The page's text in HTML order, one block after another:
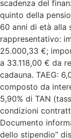
scadenza del
quinto della
60 anni di età alla
rappresentativo:
25.000,33 €;
a 33.118,00 € da
cadauna. TAEG:
composto da
5,90% di TAN
condizioni
Documento
dello stipendio”